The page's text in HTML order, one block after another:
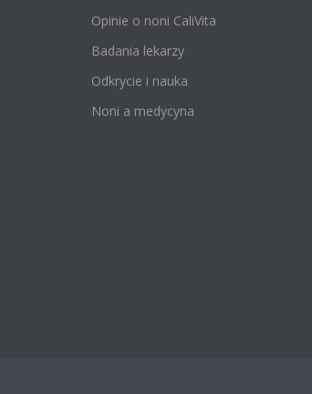
Opinie o noni CaliVita
Badania lekarzy
Odkrycie i nauka
Noni a medycyna